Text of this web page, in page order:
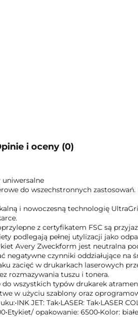
i oceny (0)
uniwersalne
do wszechstronnych
i nowoczesną technologię
z certyfikatem FSC są
podlegają pełnej utylizacji jako
Avery Zweckform jest neutralna
negatywne czynniki oddziałujące na
zacięć w drukarkach laserowych
rozmazywania tuszu i tonera.
do wszystkich typów drukarek
w użyciu szablony oraz
JET: Tak•LASER: Tak•LASER
opakowanie: 6500•Kolor: